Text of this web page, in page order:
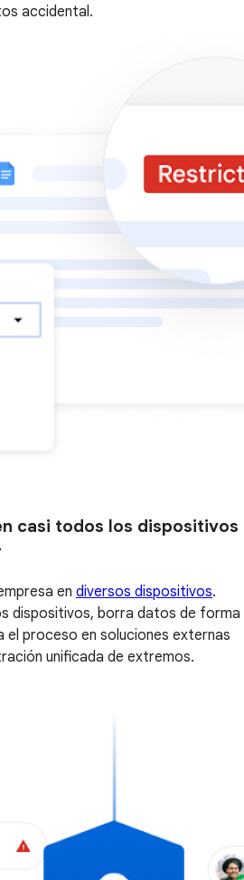
accidental.
casi todos los dispositivos
en diversos dispositivos.
dispositivos, borra datos de forma
proceso en soluciones externas
unificada de extremos.